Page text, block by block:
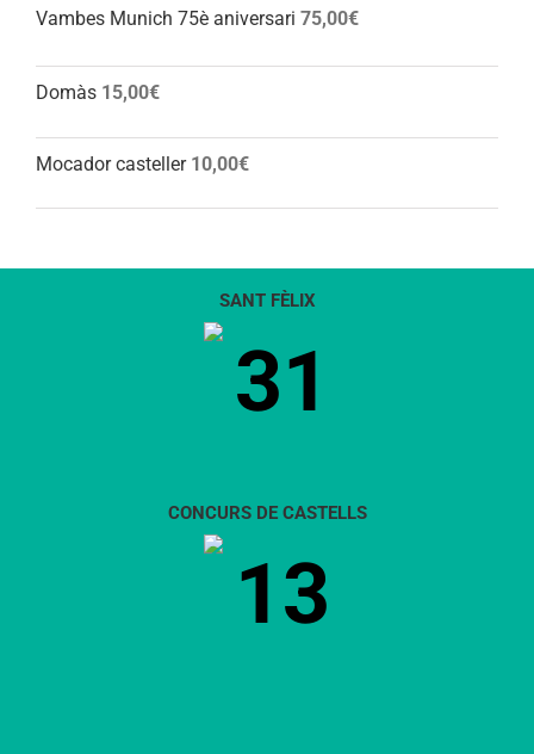
Vambes Munich 75è aniversari 75,00€
Domàs 15,00€
Mocador casteller 10,00€
SANT FÈLIX
31
CONCURS DE CASTELLS
13